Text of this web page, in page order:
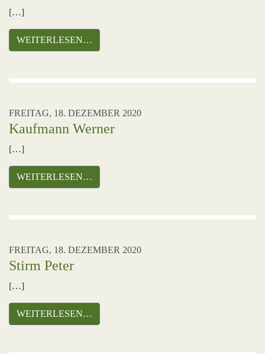
[…]
WEITERLESEN…
FREITAG, 18. DEZEMBER 2020
Kaufmann Werner
[…]
WEITERLESEN…
FREITAG, 18. DEZEMBER 2020
Stirm Peter
[…]
WEITERLESEN…